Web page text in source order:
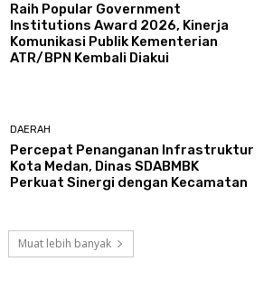
Raih Popular Government
Institutions Award 2026, Kinerja
Komunikasi Publik Kementerian
ATR/BPN Kembali Diakui
DAERAH
Percepat Penanganan Infrastruktur
Kota Medan, Dinas SDABMBK
Perkuat Sinergi dengan Kecamatan
Muat lebih banyak